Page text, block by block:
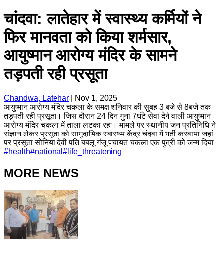
चांदवा: लातेहार में स्वास्थ्य कर्मियों ने
फिर मानवता को किया शर्मसार,
आयुष्मान आरोग्य मंदिर के सामने
तड़पती रही प्रसूता
Chandwa, Latehar
Nov 1, 2025
आयुष्मान आरोग्य मंदिर चकला के समक्ष शनिवार की सुबह 3 बजे से 8बजे तक
तड़पती रही प्रसूता। जिस दौरान 24 दिन गुना 7घंटे सेवा देने वाली आयुष्मान
आरोग्य मंदिर चकला में ताला लटका रहा। मामले पर स्थानीय जन प्रतिनिधि ने
संज्ञान लेकर प्रसूता को सामुदायिक स्वास्थ्य केंद्र चंदवा में भर्ती करवाया जहां
पर प्रसूता सोनिया देवी पति बबलू गंजू पंचायत चकला एक पुत्री को जन्म दिया
#health#national # life_threatening
MORE NEWS